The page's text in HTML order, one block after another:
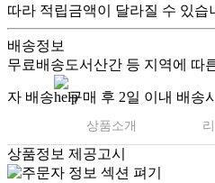
따라 적립금액이 달라질 수 있습
배송정보
무료배송도서산간 등 지역에 따
자 배송 구매 후 2일 이내 배송
상품소개
상품정보 제공고시